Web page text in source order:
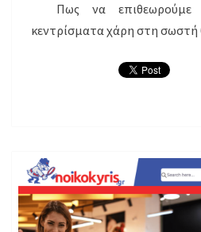
Πως να επιθεωρούμε
κεντρίσματα χάρη στη